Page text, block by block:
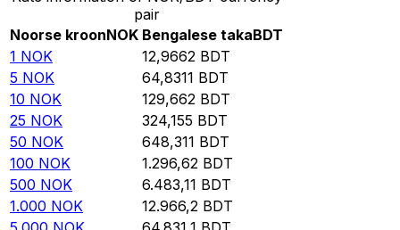
pair
Noorse kroonNOK Bengalese takaBDT
1 NOK 12,9662 BDT
5 NOK 64,8311 BDT
10 NOK 129,662 BDT
25 NOK 324,155 BDT
50 NOK 648,311 BDT
100 NOK 1.296,62 BDT
500 NOK 6.483,11 BDT
1.000 NOK 12.966,2 BDT